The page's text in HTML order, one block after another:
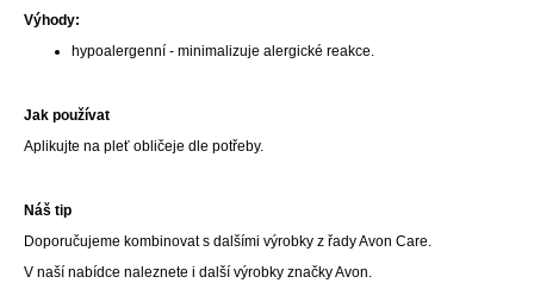
Výhody:
hypoalergenní - minimalizuje alergické reakce.
Jak používat
Aplikujte na pleť obličeje dle potřeby.
Náš tip
Doporučujeme kombinovat s dalšími výrobky z řady Avon Care.
V naší nabídce naleznete i další výrobky značky Avon.